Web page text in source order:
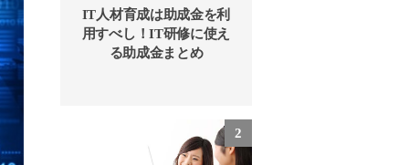
IT人材育成は助成金を利
用すべし！IT研修に使え
る助成金まとめ